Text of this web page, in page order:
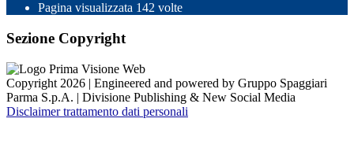
Pagina visualizzata 142 volte
Sezione Copyright
Copyright 2026 | Engineered and powered by Gruppo Spaggiari
Parma S.p.A. | Divisione Publishing & New Social Media
Disclaimer trattamento dati personali